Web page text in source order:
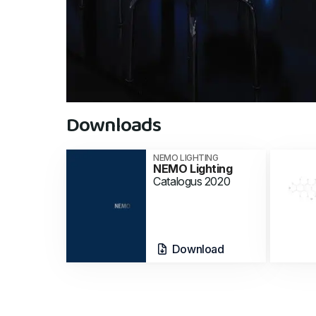
Downloads
NEMO LIGHTING
NEMO Lighting
Catalogus 2020
Download